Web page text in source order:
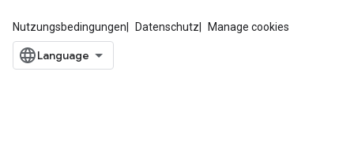
Nutzungsbedingungen Datenschutz Manage cookies